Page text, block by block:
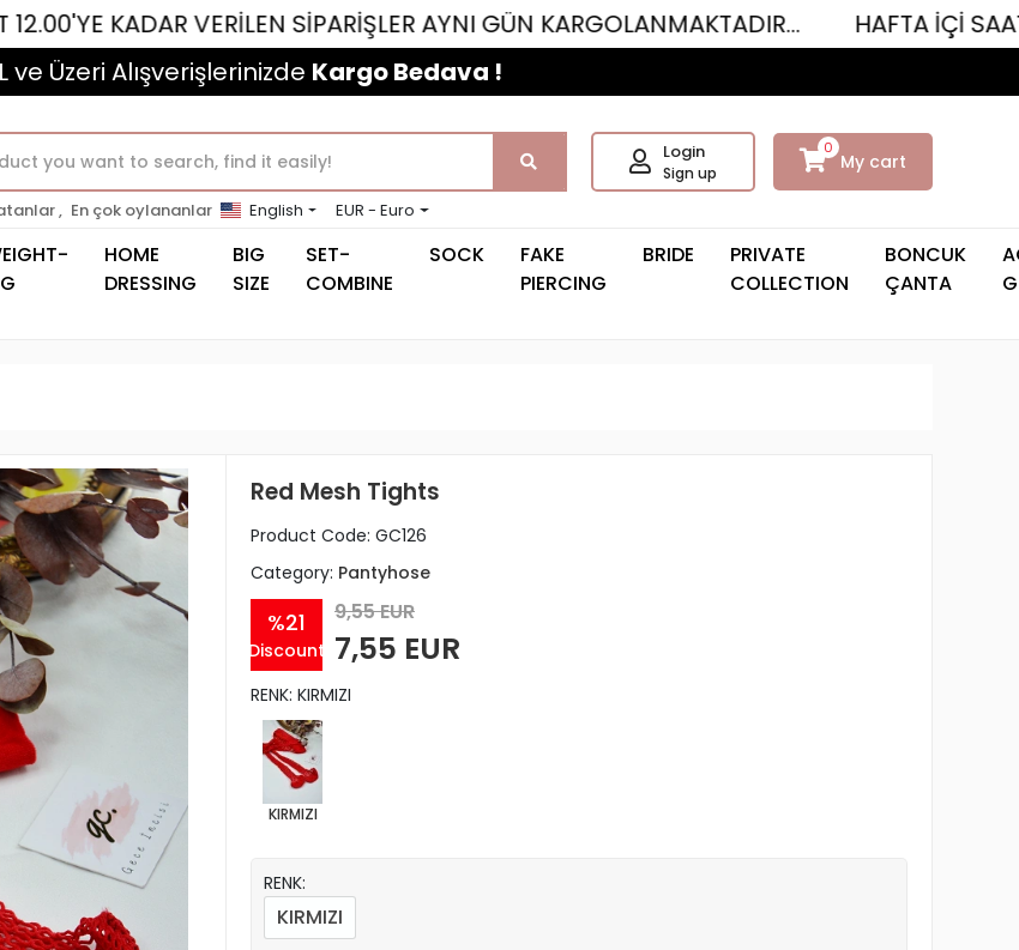
VERİLEN SİPARİŞLER AYNI GÜN KARGOLANMAKTADIR...
HAFTA İÇİ SAAT 12.00'YE
ve Üzeri Alışverişlerinizde Kargo Bedava !
, En çok oylananlar English EUR - Euro
Login
Sign up
0
My cart
HOME
DRESSING
BIG
SIZE
SET-
COMBINE
SOCK
FAKE
PIERCING
BRIDE
PRIVATE
COLLECTION
BONCUK
ÇANTA
Red Mesh Tights
Product Code: GC126
Category: Pantyhose
%21
Discount
9,55 EUR
7,55 EUR
RENK: KIRMIZI
KIRMIZI
RENK:
KIRMIZI